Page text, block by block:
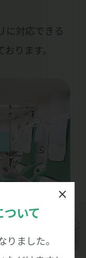
いて
ました。
に対応できる
ります。